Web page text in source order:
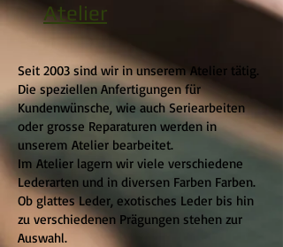
Atelier
Seit 2003 sind wir in unserem Atelier tätig.
Die speziellen Anfertigungen für
Kundenwünsche, wie auch Seriearbeiten
oder grosse Reparaturen werden in
unserem Atelier bearbeitet.
Im Atelier lagern wir viele verschiedene
Lederarten und in diversen Farben Farben.
Ob glattes Leder, exotisches Leder bis hin
zu verschiedenen Prägungen stehen zur
Auswahl.